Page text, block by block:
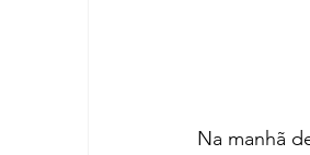
Na manhã